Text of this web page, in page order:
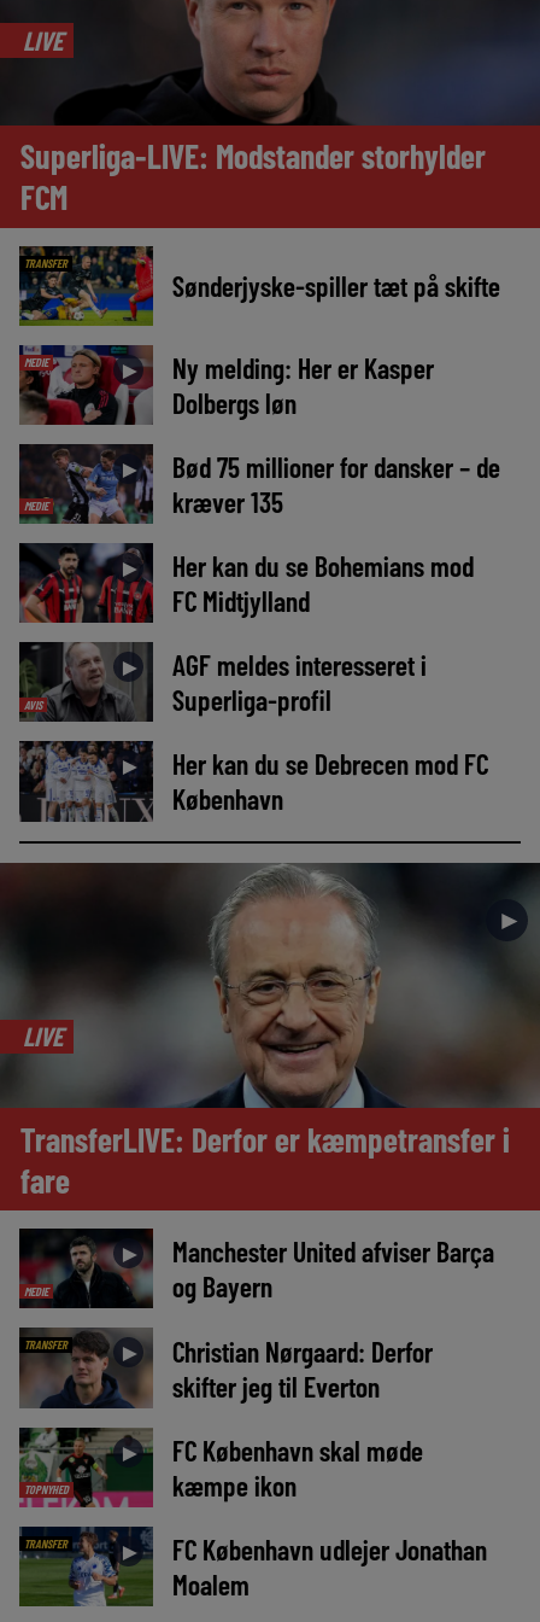
LIVE
Superliga-LIVE: Modstander storhylder
FCM
TRANSFER
Sønderjyske-spiller tæt på skifte
MEDIE ►
Ny melding: Her er Kasper
Dolbergs løn
MEDIE
►
Bød 75 millioner for dansker – de
kræver 135
►
Her kan du se Bohemians mod
FC Midtjylland
AVIS
►
AGF meldes interesseret i
Superliga-profil
►
Her kan du se Debrecen mod FC
København
►
LIVE
TransferLIVE: Derfor er kæmpetransfer i
fare
MEDIE
►
Manchester United afviser Barça
og Bayern
TRANSFER ►
Christian Nørgaard: Derfor
skifter jeg til Everton
TOPNYHED
►
FC København skal møde
kæmpe ikon
TRANSFER ►
FC København udlejer Jonathan
Moalem